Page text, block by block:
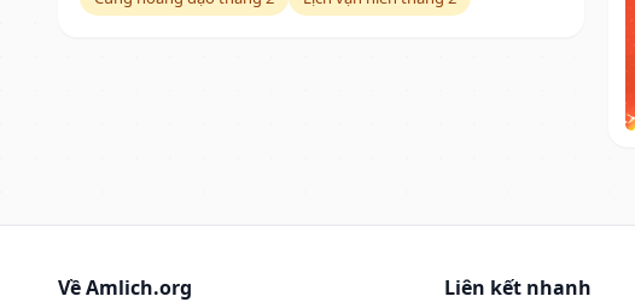
Về Amlich.org Liên kết nhanh